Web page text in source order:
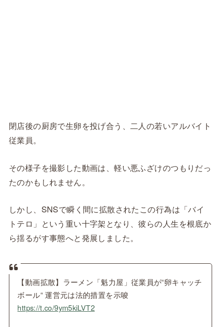
閉店後の厨房で生卵を投げ合う、二人の若いアルバイト
従業員。
その様子を撮影した動画は、軽い悪ふざけのつもりだっ
たのかもしれません。
しかし、SNSで瞬く間に拡散されたこの行為は「バイ
トテロ」という重い十字架となり、彼らの人生を根底か
ら揺るがす事態へと発展しました。
【動画拡散】ラーメン「魁力屋」従業員が“卵キャッチ
ボール“ 運営元は法的措置を示唆
https://t.co/9ym5kiLVT2